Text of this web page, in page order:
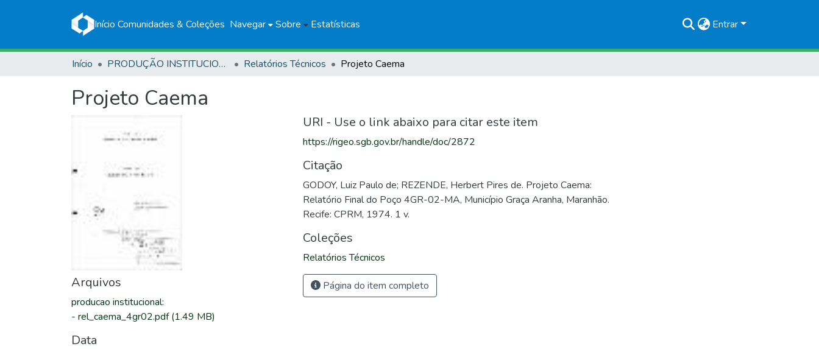
Início Comunidades & Coleções Navegar Sobre Estatísticas Entrar
Início PRODUÇÃO INSTITUCIONAL Relatórios Técnicos Projeto Caema
Projeto Caema
Arquivos
producao institucional:
- rel_caema_4gr02.pdf(1.49 MB)
Data
URI - Use o link abaixo para citar este item
https://rigeo.sgb.gov.br/handle/doc/2872
Citação
GODOY, Luiz Paulo de; REZENDE, Herbert Pires de. Projeto Caema:
Relatório Final do Poço 4GR-02-MA, Município Graça Aranha, Maranhão.
Recife: CPRM, 1974. 1 v.
Coleções
Relatórios Técnicos
Página do item completo